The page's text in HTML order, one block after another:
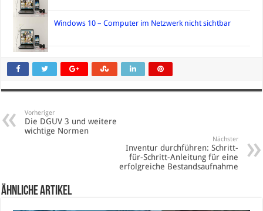
Windows 10 – Computer im Netzwerk nicht sichtbar
Vorheriger
Die DGUV 3 und weitere
wichtige Normen
Nächster
Inventur durchführen: Schritt-
für-Schritt-Anleitung für eine
erfolgreiche Bestandsaufnahme
Ähnliche Artikel